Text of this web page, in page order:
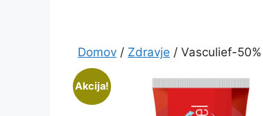
Domov / Zdravje / Vasculief-50%
Akcija!